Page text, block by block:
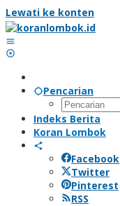
Lewati ke konten
Pencarian
Indeks Berita
Koran Lombok
Facebook
Twitter
Pinterest
RSS